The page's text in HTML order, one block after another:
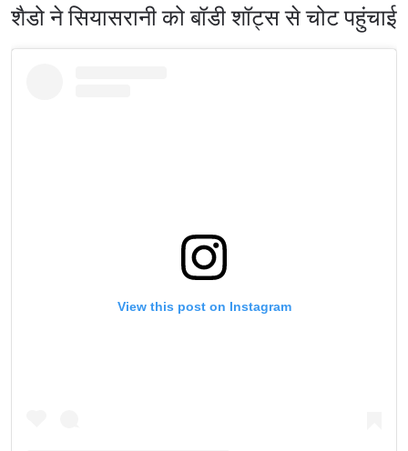
शैडो ने सियासरानी को बॉडी शॉट्स से चोट पहुंचाई
View this post on Instagram